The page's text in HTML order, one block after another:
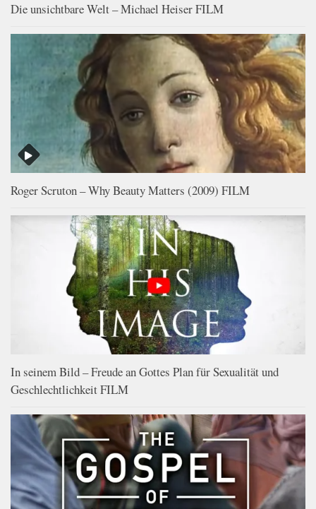
Die unsichtbare Welt – Michael Heiser FILM
Roger Scruton – Why Beauty Matters (2009) FILM
In seinem Bild – Freude an Gottes Plan für Sexualität und
Geschlechtlichkeit FILM